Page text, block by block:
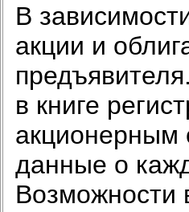
В
акции и
в книге
акционерным
данные о
Возможности